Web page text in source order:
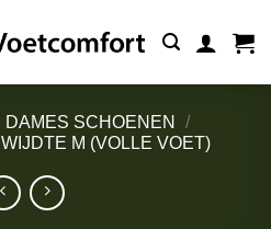
DAMES SCHOENEN
/
WIJDTE M (VOLLE VOET)